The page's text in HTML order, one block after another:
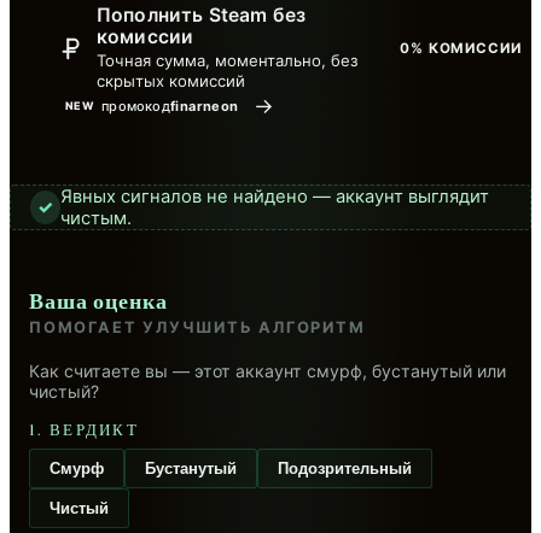
0% КОМИССИИ
NEW промокодfinarneon
Пополнить Steam без
комиссии
Точная сумма, моментально, без
скрытых комиссий
→
✓ Явных сигналов не найдено — аккаунт выглядит
чистым.
Ваша оценка
ПОМОГАЕТ УЛУЧШИТЬ АЛГОРИТМ
Как считаете вы — этот аккаунт смурф, бустанутый или
чистый?
1. ВЕРДИКТ
Смурф Бустанутый Подозрительный
Чистый